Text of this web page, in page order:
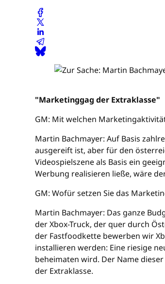
"Marketinggag der Extraklasse"
GM: Mit welchen
Martin Bachmayer: Auf Basis
ausgereift ist, aber für den
Videospielszene als Basis ein
Werbung realisieren ließe, wäre
GM: Wofür setzen Sie das
Martin Bachmayer: Das ganze
der Xbox-Truck, der quer durch
der Fastfoodkette bewerben wir
installieren werden: Eine riesige
beheimaten wird. Der Name
der Extraklasse.